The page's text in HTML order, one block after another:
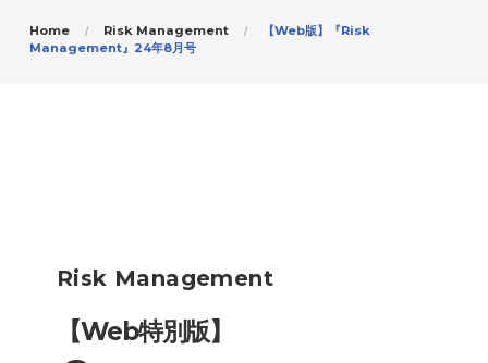
Home Risk Management
【Web版】『Risk
Management』24年8月号
Risk Management
【Web特別版】